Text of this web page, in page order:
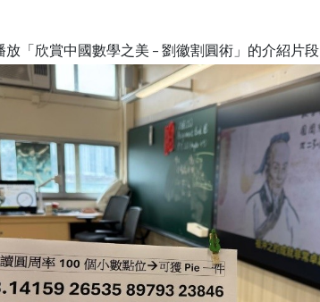
放「欣賞中國數學之美 – 劉徽割圓術」的介紹片段